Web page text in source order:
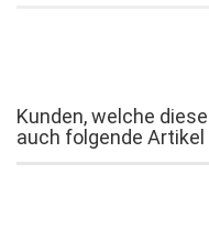
Kunden, welche
auch folgende